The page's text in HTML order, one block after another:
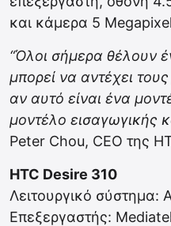
και κάμερα 5
“Όλοι σήμερα θέλουν
μπορεί να αντέχει
αν αυτό είναι ένα
μοντέλο εισαγωγικής
Peter Chou, CEO της
HTC Desire 310
Λειτουργικό σύστημα:
Επεξεργαστής: